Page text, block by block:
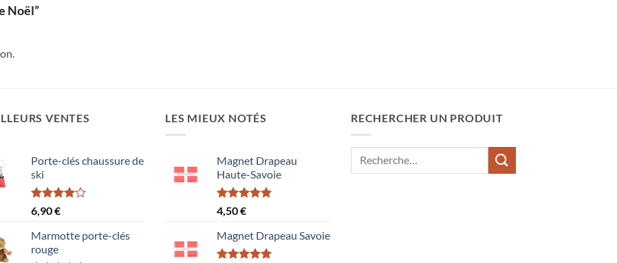
Noël”
VENTES
Porte-clés chaussure de
ski
Note
4.00
5
6,90€
Marmotte porte-clés
rouge
LES MIEUX NOTÉS
Magnet Drapeau
Haute-Savoie
Note5.00
sur 5
4,50€
Magnet Drapeau Savoie
RECHERCHER UN PRODUIT
Recherche